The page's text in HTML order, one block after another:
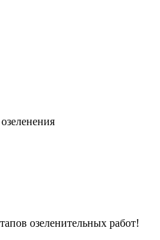
озеленительных работ!